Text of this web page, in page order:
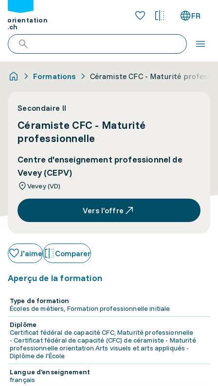
orientation
.ch
FR
Formations Céramiste CFC - Maturité
Secondaire II
Céramiste CFC - Maturité
professionnelle
Centre d'enseignement professionnel de
Vevey (CEPV)
Vevey (VD)
Vers l’offre
J'aime Comparer
Aperçu de la formation
Type de formation
Écoles de métiers, Formation professionnelle initiale
Diplôme
Certificat fédéral de capacité CFC, Maturité professionnelle
- Certificat fédéral de capacité (CFC) de céramiste - Maturité
professionnelle orientation Arts visuels et arts appliqués -
Diplôme de l'École
Langue d'enseignement
français